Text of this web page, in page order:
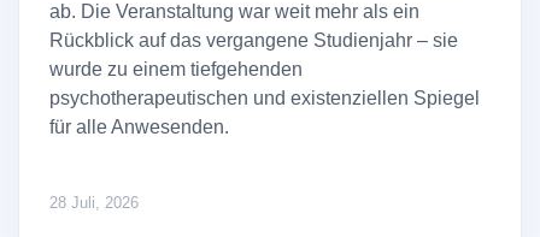
ab. Die Veranstaltung war weit mehr als ein
Rückblick auf das vergangene Studienjahr – sie
wurde zu einem tiefgehenden
psychotherapeutischen und existenziellen Spiegel
für alle Anwesenden.
28 Juli, 2026